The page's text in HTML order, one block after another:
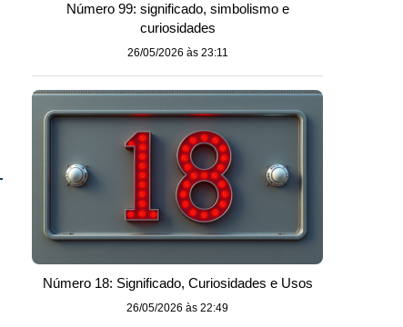
Número 99: significado, simbolismo e
curiosidades
26/05/2026 às 23:11
Número 18: Significado, Curiosidades e Usos
26/05/2026 às 22:49